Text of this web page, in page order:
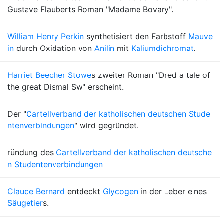
Gustave Flauberts Roman "Madame Bovary".
William Henry Perkin synthetisiert den Farbstoff Mauve
in durch Oxidation von Anilin mit Kaliumdichromat.
Harriet Beecher Stowes zweiter Roman "Dred a tale of
the great Dismal Sw" erscheint.
Der "Cartellverband der katholischen deutschen Stude
ntenverbindungen" wird gegründet.
ründung des Cartellverband der katholischen deutsche
n Studentenverbindungen
Claude Bernard entdeckt Glycogen in der Leber eines
Säugetiers.